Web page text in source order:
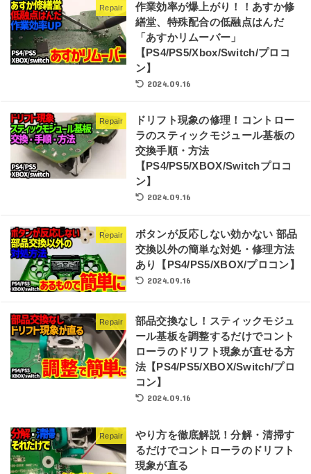
Repair
作業効率が爆上がり！！あすか修
繕堂、特殊配合の低融点はんだ
「あすかリムーバー」
【PS4/PS5/Xbox/Switch/プロコ
ン】
2024.09.16
Repair
ドリフト現象の修理！コントロー
ラのスティックモジュール基板の
交換手順・方法
【PS4/PS5/XBOX/Switchプロコ
ン】
2024.09.16
Repair
ボタンが反応しない効かない 部品
交換以外の簡単な対処・修理方法
あり【PS4/PS5/XBOX/プロコン】
2024.09.16
Repair
部品交換なし！スティックモジュ
ール基板を調整するだけでコント
ローラのドリフト現象が直せる方
法【PS4/PS5/XBOX/Switch/プロ
コン】
2024.09.16
Repair
やり方を徹底解説！分解・清掃す
るだけでコントローラのドリフト
現象が直る